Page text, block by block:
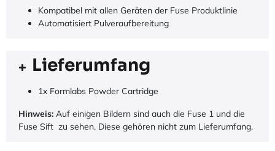
Kompatibel mit allen Geräten der Fuse Produktlinie
Automatisiert Pulveraufbereitung
Lieferumfang
1x Formlabs Powder Cartridge
Hinweis: Auf einigen Bildern sind auch die Fuse 1 und die
Fuse Sift zu sehen. Diese gehören nicht zum Lieferumfang.